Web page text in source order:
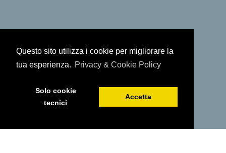
Questo sito utilizza i cookie per migliorare la
tua esperienza. Privacy & Cookie Policy
Solo cookie
tecnici
Accetta